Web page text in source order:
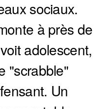
sociaux.
à près de
adolescent,
"scrabble"
Un